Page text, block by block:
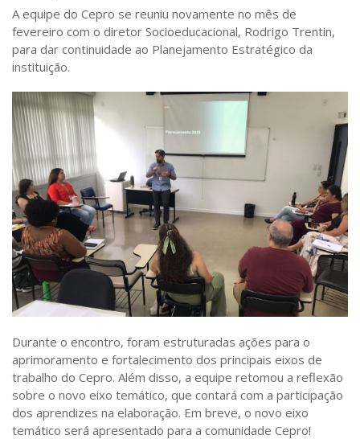
A equipe do Cepro se reuniu novamente no mês de
fevereiro com o diretor Socioeducacional, Rodrigo Trentin,
para dar continuidade ao Planejamento Estratégico da
instituição.
Durante o encontro, foram estruturadas ações para o
aprimoramento e fortalecimento dos principais eixos de
trabalho do Cepro. Além disso, a equipe retomou a reflexão
sobre o novo eixo temático, que contará com a participação
dos aprendizes na elaboração. Em breve, o novo eixo
temático será apresentado para a comunidade Cepro!